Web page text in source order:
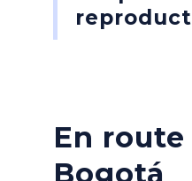
En route
Bogotá